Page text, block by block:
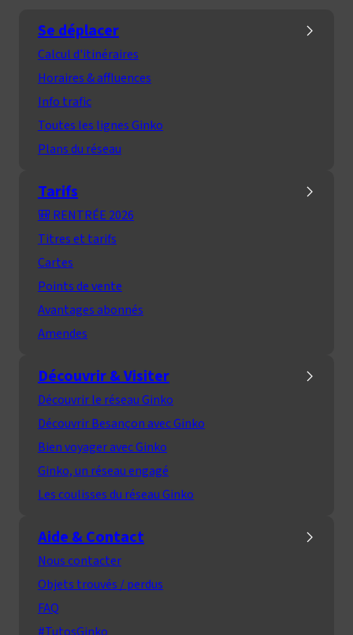
Se déplacer
Calcul d'itinéraires
Horaires & affluences
Info trafic
Toutes les lignes Ginko
Plans du réseau
Tarifs
🎒 RENTRÉE 2026
Titres et tarifs
Cartes
Points de vente
Avantages abonnés
Amendes
Découvrir & Visiter
Découvrir le réseau Ginko
Découvrir Besançon avec Ginko
Bien voyager avec Ginko
Ginko, un réseau engagé
Les coulisses du réseau Ginko
Aide & Contact
Nous contacter
Objets trouvés / perdus
FAQ